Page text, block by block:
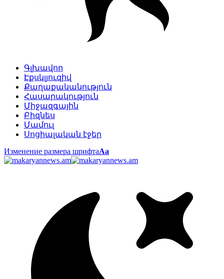
Գլխավոր
Էքսկլյուզիվ
Քաղաքականություն
Հասարակություն
Միջազգային
Բիզնես
Մամուլ
Սոցիալական էջեր
Изменение размера шрифтаАа